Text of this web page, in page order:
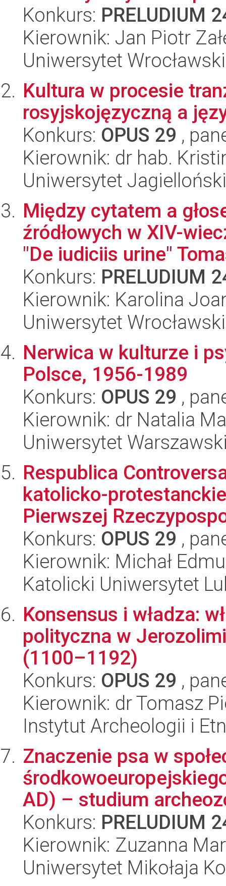
Konkurs: PRELUDIUM
Kierownik: Jan Piotr
Uniwersytet Wrocławski
Kultura w procesie
rosyjskojęzyczną a
Konkurs: OPUS 29 ,
Kierownik: dr hab.
Uniwersytet Jagielloński
Między cytatem a
źródłowych w XIV-
"De iudiciis urine"
Konkurs: PRELUDIUM
Kierownik: Karolina
Uniwersytet Wrocławski
Nerwica w kulturze i
Polsce, 1956-1989
Konkurs: OPUS 29 ,
Kierownik: dr Natalia
Uniwersytet
Respublica
katolicko-
Pierwszej
Konkurs: OPUS 29 ,
Kierownik: Michał
Katolicki Uniwersytet
Konsensus i władza:
polityczna w
(1100–1192)
Konkurs: OPUS 29 ,
Kierownik: dr Tomasz
Instytut Archeologii i
Znaczenie psa w
AD) – studium
Konkurs: PRELUDIUM
Kierownik: Zuzanna
Uniwersytet Mikołaja